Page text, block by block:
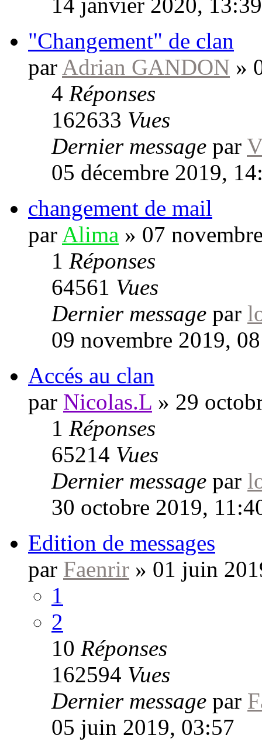
"Changement" de clan
par Adrian GANDON »
4 Réponses
162633 Vues
Dernier message par
05 décembre 2019,
changement de mail
par Alima » 07
1 Réponses
64561 Vues
Dernier message par
09 novembre 2019,
Accés au clan
par Nicolas.L » 29
1 Réponses
65214 Vues
Dernier message par
30 octobre 2019,
Edition de messages
par Faenrir » 01 juin
1
2
10 Réponses
162594 Vues
Dernier message par
05 juin 2019, 03:57